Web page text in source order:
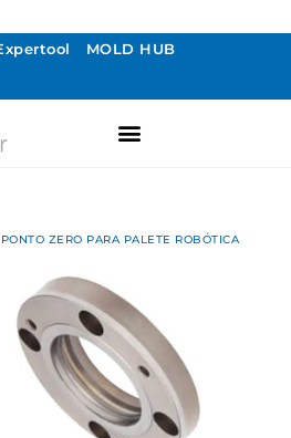
MOLD HUB
ZERO PARA PALETE ROBÓTICA